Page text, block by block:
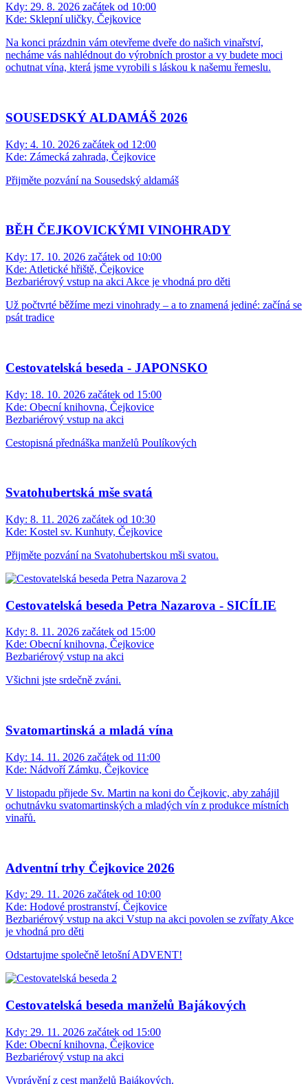
Kdy: 29. 8. 2026 začátek od 10:00
Kde: Sklepní uličky, Čejkovice
Na konci prázdnin vám otevřeme dveře do našich vinařství,
necháme vás nahlédnout do výrobních prostor a vy budete moci
ochutnat vína, která jsme vyrobili s láskou k našemu řemeslu.
SOUSEDSKÝ ALDAMÁŠ 2026
Kdy: 4. 10. 2026 začátek od 12:00
Kde: Zámecká zahrada, Čejkovice
Přijměte pozvání na Sousedský aldamáš
BĚH ČEJKOVICKÝMI VINOHRADY
Kdy: 17. 10. 2026 začátek od 10:00
Kde: Atletické hřiště, Čejkovice
Bezbariérový vstup na akci Akce je vhodná pro děti
Už počtvrté běžíme mezi vinohrady – a to znamená jediné: začíná se
psát tradice
Cestovatelská beseda - JAPONSKO
Kdy: 18. 10. 2026 začátek od 15:00
Kde: Obecní knihovna, Čejkovice
Bezbariérový vstup na akci
Cestopisná přednáška manželů Poulíkových
Svatohubertská mše svatá
Kdy: 8. 11. 2026 začátek od 10:30
Kde: Kostel sv. Kunhuty, Čejkovice
Přijměte pozvání na Svatohubertskou mši svatou.
Cestovatelská beseda Petra Nazarova - SICÍLIE
Kdy: 8. 11. 2026 začátek od 15:00
Kde: Obecní knihovna, Čejkovice
Bezbariérový vstup na akci
Všichni jste srdečně zváni.
Svatomartinská a mladá vína
Kdy: 14. 11. 2026 začátek od 11:00
Kde: Nádvoří Zámku, Čejkovice
V listopadu přijede Sv. Martin na koni do Čejkovic, aby zahájil
ochutnávku svatomartinských a mladých vín z produkce místních
vinařů.
Adventní trhy Čejkovice 2026
Kdy: 29. 11. 2026 začátek od 10:00
Kde: Hodové prostranství, Čejkovice
Bezbariérový vstup na akci Vstup na akci povolen se zvířaty Akce
je vhodná pro děti
Odstartujme společně letošní ADVENT!
Cestovatelská beseda manželů Bajákových
Kdy: 29. 11. 2026 začátek od 15:00
Kde: Obecní knihovna, Čejkovice
Bezbariérový vstup na akci
Vyprávění z cest manželů Bajákových.